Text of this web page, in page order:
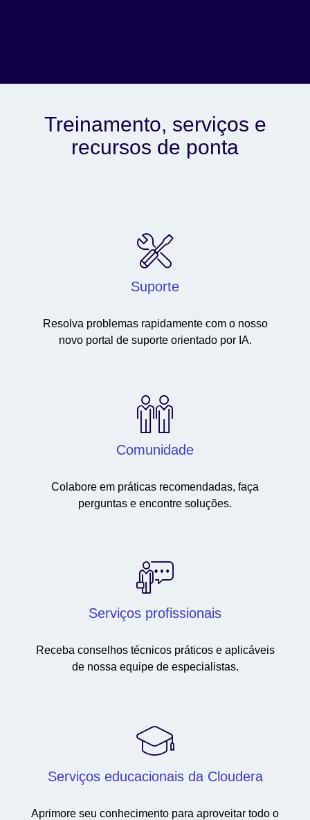
Treinamento, serviços e
recursos de ponta
Suporte
Resolva problemas rapidamente com o nosso
novo portal de suporte orientado por IA.
Comunidade
Colabore em práticas recomendadas, faça
perguntas e encontre soluções.
Serviços profissionais
Receba conselhos técnicos práticos e aplicáveis
de nossa equipe de especialistas.
Serviços educacionais da Cloudera
Aprimore seu conhecimento para aproveitar todo o